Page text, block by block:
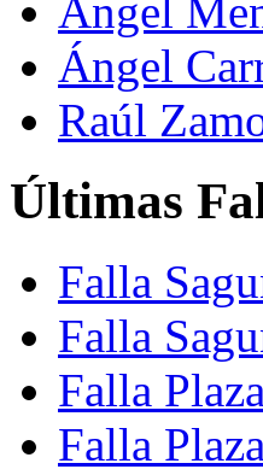
Ángel
Ángel
Raúl
Últimas
Falla
Falla
Falla
Falla